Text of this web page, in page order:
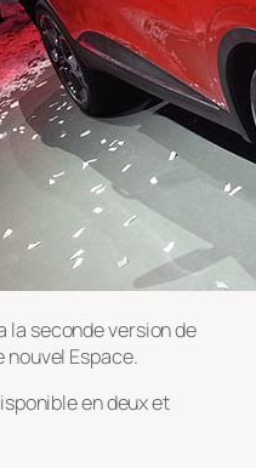
la seconde version de
nouvel Espace.
en deux et